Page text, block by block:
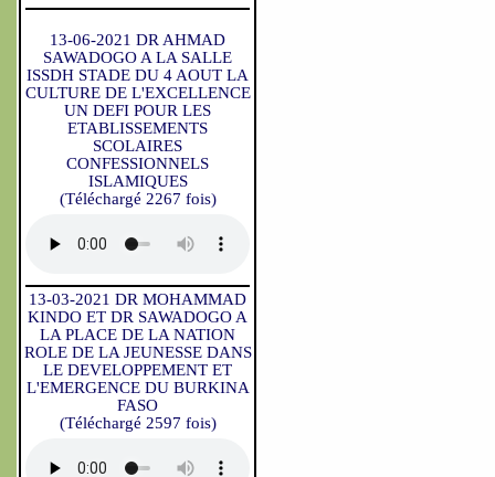
13-06-2021 DR AHMAD
SAWADOGO A LA SALLE
ISSDH STADE DU 4 AOUT LA
CULTURE DE L'EXCELLENCE
UN DEFI POUR LES
ETABLISSEMENTS
SCOLAIRES
CONFESSIONNELS
ISLAMIQUES
(Téléchargé 2267 fois)
13-03-2021 DR MOHAMMAD
KINDO ET DR SAWADOGO A
LA PLACE DE LA NATION
ROLE DE LA JEUNESSE DANS
LE DEVELOPPEMENT ET
L'EMERGENCE DU BURKINA
FASO
(Téléchargé 2597 fois)